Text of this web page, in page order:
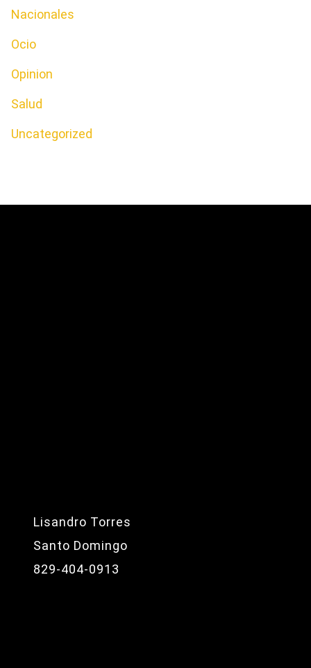
Nacionales
Ocio
Opinion
Salud
Uncategorized
Lisandro Torres
Santo Domingo
829-404-0913